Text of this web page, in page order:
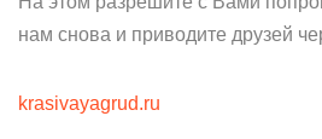
нам снова и приводите друзей
krasivayagrud.ru